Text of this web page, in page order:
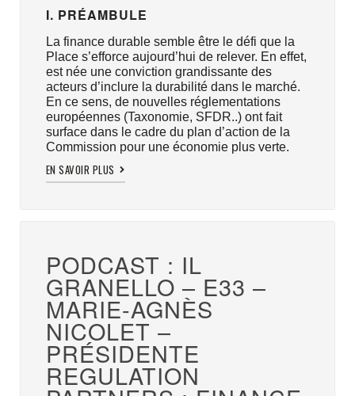
I. PRÉAMBULE
La finance durable semble être le défi que la
Place s’efforce aujourd’hui de relever. En effet,
est née une conviction grandissante des
acteurs d’inclure la durabilité dans le marché.
En ce sens, de nouvelles réglementations
européennes (Taxonomie, SFDR..) ont fait
surface dans le cadre du plan d’action de la
Commission pour une économie plus verte.
EN SAVOIR PLUS
PODCAST : IL
GRANELLO – E33 –
MARIE-AGNÈS
NICOLET –
PRÉSIDENTE
REGULATION